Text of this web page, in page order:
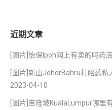
近期文章
[图片]怡保lpoh网上有卖的吗药
[图片]新山JohorBahru打胎药
2023-04-10
[图片]吉隆坡KualaLumpur哪里